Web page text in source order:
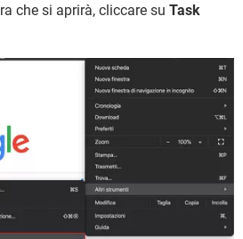
che si aprirà, cliccare su Task